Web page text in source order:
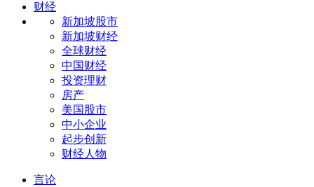
财经
新加坡股市
新加坡财经
全球财经
中国财经
投资理财
房产
美国股市
中小企业
起步创新
财经人物
言论